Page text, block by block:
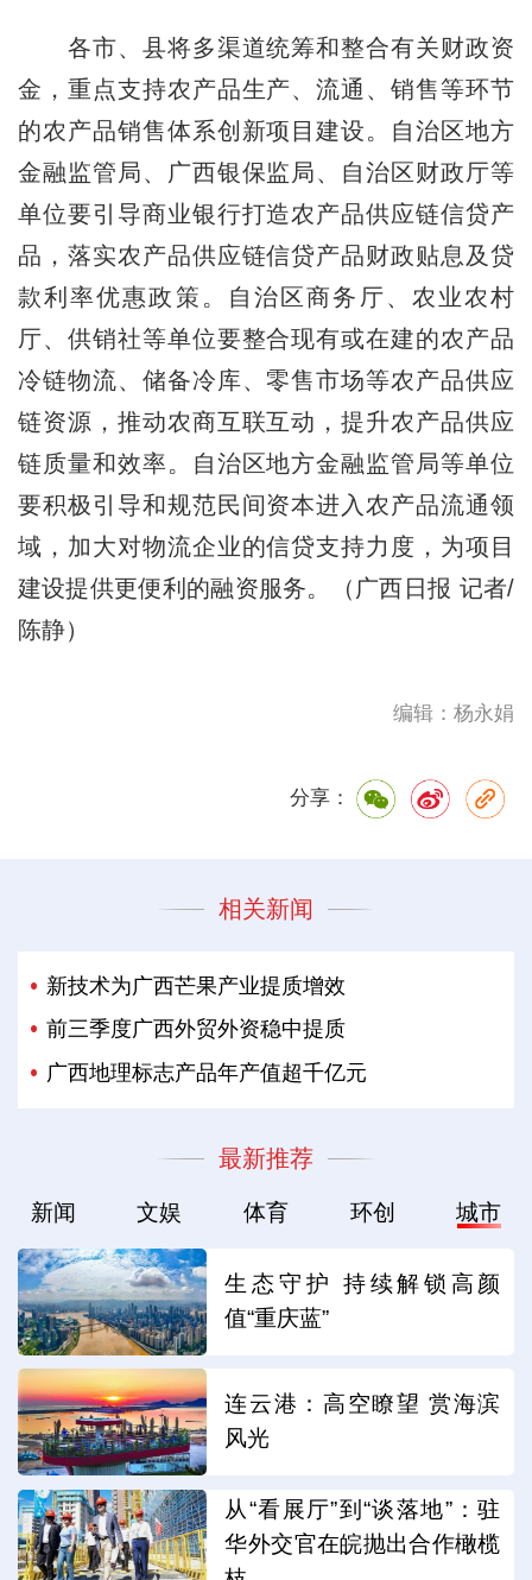
各市、县将多渠道统筹和整合有关财政资
金，重点支持农产品生产、流通、销售等环节
的农产品销售体系创新项目建设。自治区地方
金融监管局、广西银保监局、自治区财政厅等
单位要引导商业银行打造农产品供应链信贷产
品，落实农产品供应链信贷产品财政贴息及贷
款利率优惠政策。自治区商务厅、农业农村
厅、供销社等单位要整合现有或在建的农产品
冷链物流、储备冷库、零售市场等农产品供应
链资源，推动农商互联互动，提升农产品供应
链质量和效率。自治区地方金融监管局等单位
要积极引导和规范民间资本进入农产品流通领
域，加大对物流企业的信贷支持力度，为项目
建设提供更便利的融资服务。（广西日报 记者/
陈静）
编辑：杨永娟
分享：
相关新闻
新技术为广西芒果产业提质增效
前三季度广西外贸外资稳中提质
广西地理标志产品年产值超千亿元
最新推荐
新闻 文娱 体育 环创 城市
生态守护 持续解锁高颜
值“重庆蓝”
连云港：高空瞭望 赏海滨
风光
从“看展厅”到“谈落地”：驻
华外交官在皖抛出合作橄榄